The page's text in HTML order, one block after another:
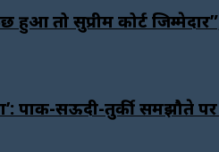
तो सुप्रीम कोर्ट
पाक-सऊदी-तुर्की समझौते